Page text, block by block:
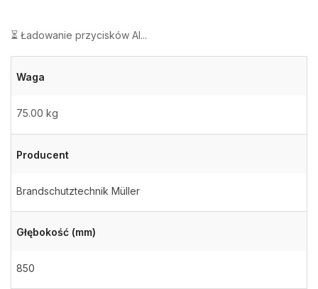
⏳ Ładowanie przycisków AI...
Waga
75.00 kg
Producent
Brandschutztechnik Müller
Głębokość (mm)
850